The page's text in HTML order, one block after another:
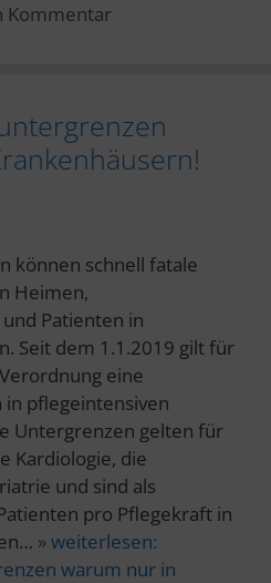
Kommentar
können schnell fatale
Heimen,
Patienten in
Seit dem 1.1.2019 gilt für
eine
pflegeintensiven
Untergrenzen gelten für
Kardiologie, die
und sind als
pro Pflegekraft in
» weiterlesen:
warum nur in